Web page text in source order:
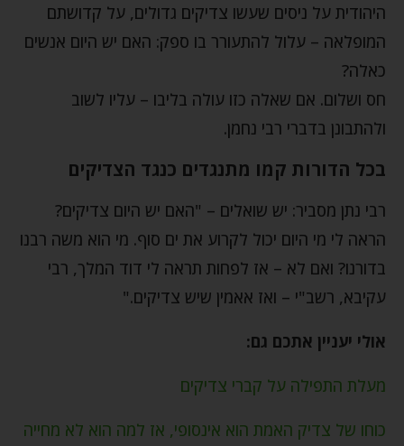
היהודית על ניסים שעשו צדיקים גדולים, על קדושתם
המופלאה – עלול להתעורר בו ספק: האם יש היום אנשים
כאלה?
חס ושלום. אם שאלה כזו עולה בליבו – עליו לשוב
ולהתבונן בדברי רבי נחמן.
בכל הדורות קמו מתנגדים כנגד הצדיקים
רבי נתן מסביר: יש שואלים – "האם יש היום צדיקים?
הראה לי מי היום יכול לקרוע את ים סוף. מי הוא משה רבנו
בדורנו? ואם לא – אז לפחות תראה לי דוד המלך, רבי
עקיבא, רשב"י – ואז אאמין שיש צדיקים."
אולי יעניין אתכם גם:
מעלת התפילה על קברי צדיקים
כוחו של צדיק האמת הוא אינסופי, אז למה הוא לא מחייה